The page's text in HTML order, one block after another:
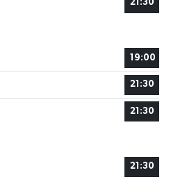
21:30
19:00
21:30
21:30
21:30